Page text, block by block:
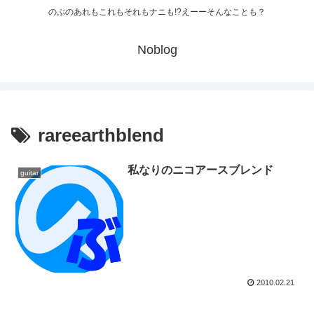
のぶのあれもこれもそれもナニも!?えーーそんなことも？
Noblog
rareearthblend
guitar 私なりのニコアースブレンド
2010.02.21